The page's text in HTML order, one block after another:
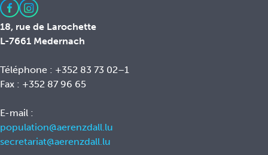
18, rue de Larochette
L-7661 Medernach
Téléphone : +352 83 73 02–1
Fax : +352 87 96 65
E-mail :
population@aerenzdall.lu
secretariat@aerenzdall.lu